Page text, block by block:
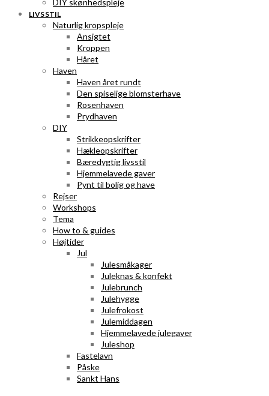
DIY skønhedspleje
LIVSSTIL
Naturlig kropspleje
Ansigtet
Kroppen
Håret
Haven
Haven året rundt
Den spiselige blomsterhave
Rosenhaven
Prydhaven
DIY
Strikkeopskrifter
Hækleopskrifter
Bæredygtig livsstil
Hjemmelavede gaver
Pynt til bolig og have
Rejser
Workshops
Tema
How to & guides
Højtider
Jul
Julesmåkager
Juleknas & konfekt
Julebrunch
Julehygge
Julefrokost
Julemiddagen
Hjemmelavede julegaver
Juleshop
Fastelavn
Påske
Sankt Hans